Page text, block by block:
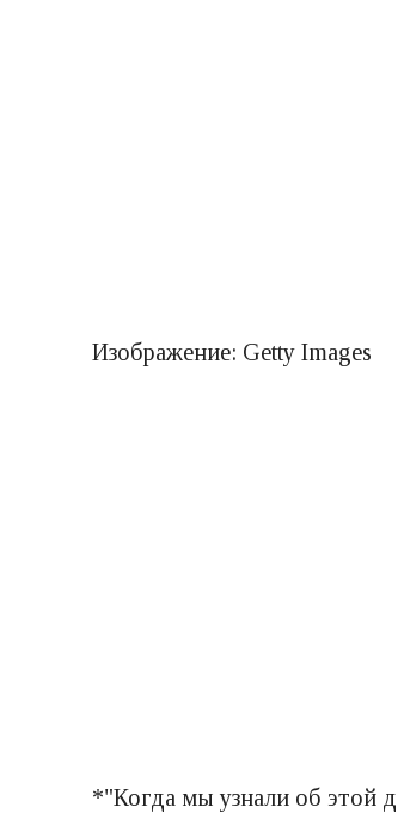
Изображение: Getty Images
*"Когда мы узнали об этой